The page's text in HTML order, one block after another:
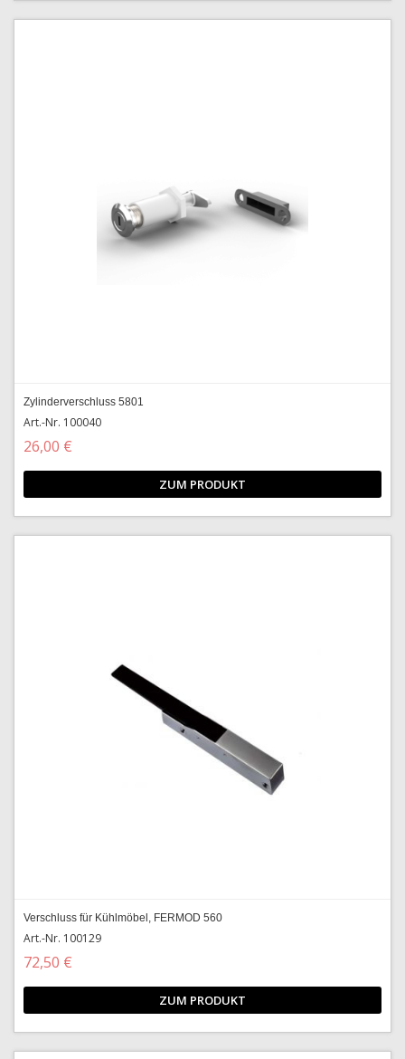
Zylinderverschluss 5801
Art.-Nr. 100040
26,00 €
ZUM PRODUKT
Verschluss für Kühlmöbel, FERMOD 560
Art.-Nr. 100129
72,50 €
ZUM PRODUKT